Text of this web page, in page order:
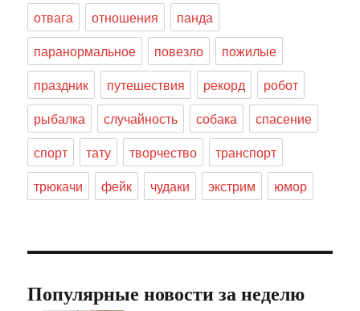
отвага
отношения
панда
паранормальное
повезло
пожилые
праздник
путешествия рекорд
робот
рыбалка
случайность собака
спасение
спорт
тату творчество
транспорт
трюкачи
фейк чудаки экстрим юмор
Популярные новости за неделю